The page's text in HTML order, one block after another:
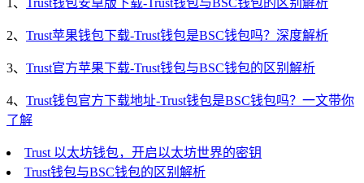
2、 Trust苹果钱包下载-Trust钱包是BSC钱包吗？深度解析
3、 Trust官方苹果下载-Trust钱包与BSC钱包的区别解析
4、 Trust钱包官方下载地址-Trust钱包是BSC钱包吗？一文带你
了解
Trust 以太坊钱包，开启以太坊世界的密钥
Trust钱包与BSC钱包的区别解析